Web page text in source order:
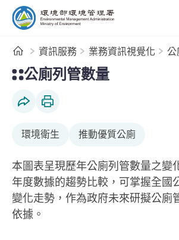
跳到主要內容區塊
首頁資訊服務 業務資訊視覺化 公
公廁列管數量
環境衛生 推動優質公廁
本圖表呈現歷年公廁列管數量之變
年度數據的趨勢比較，可掌握全國
變化走勢，作為政府未來研擬公廁
依據。